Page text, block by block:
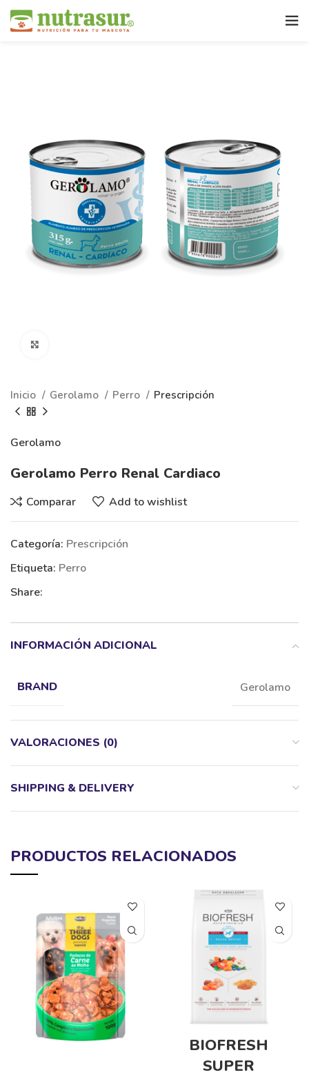
Inicio Gerolamo Perro Prescripción
Gerolamo
Gerolamo Perro Renal Cardiaco
Comparar Add to wishlist
Categoría: Prescripción
Etiqueta: Perro
Share:
INFORMACIÓN ADICIONAL
BRAND Gerolamo
VALORACIONES (0)
SHIPPING & DELIVERY
PRODUCTOS RELACIONADOS
BIOFRESH
SUPER